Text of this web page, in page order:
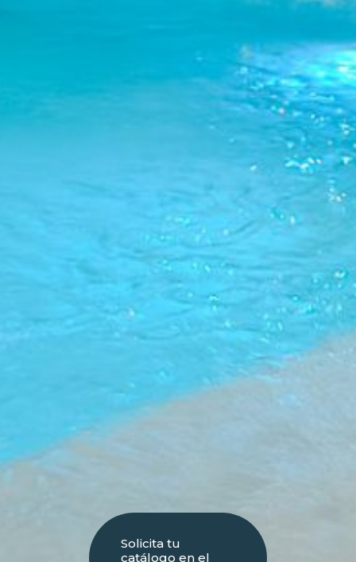
Solicita tu
catálogo en el